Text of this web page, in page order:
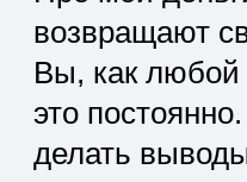
возвращают
Вы, как любой
это
делать